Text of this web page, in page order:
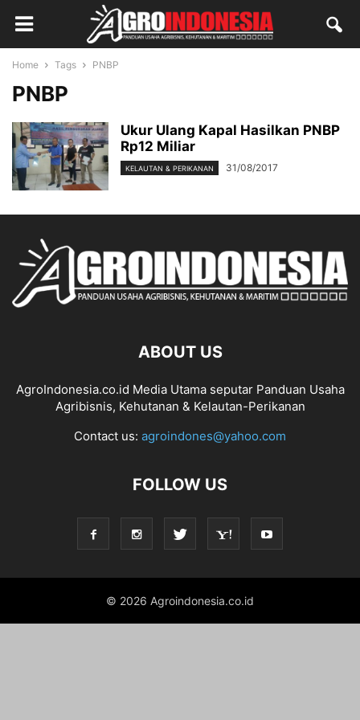
Home Tags PNBP
PNBP
Ukur Ulang Kapal Hasilkan PNBP
Rp12 Miliar
KELAUTAN & PERIKANAN 31/08/2017
ABOUT US
AgroIndonesia.co.id Media Utama seputar Panduan Usaha
Agribisnis, Kehutanan & Kelautan-Perikanan
Contact us: agroindones@yahoo.com
FOLLOW US
© 2026 Agroindonesia.co.id